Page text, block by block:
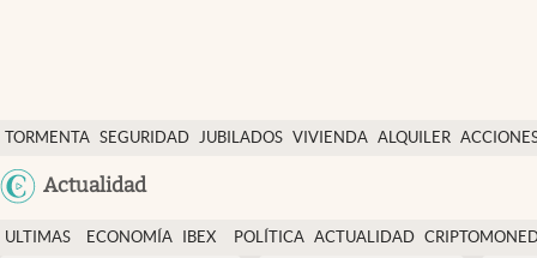
TORMENTA SEGURIDAD JUBILADOS VIVIENDA ALQUILER
Actualidad
Economía y finanzas
Política
Actualidad
ULTIMAS
ECONOMÍA
IBEX
POLÍTICA ACTUALIDAD